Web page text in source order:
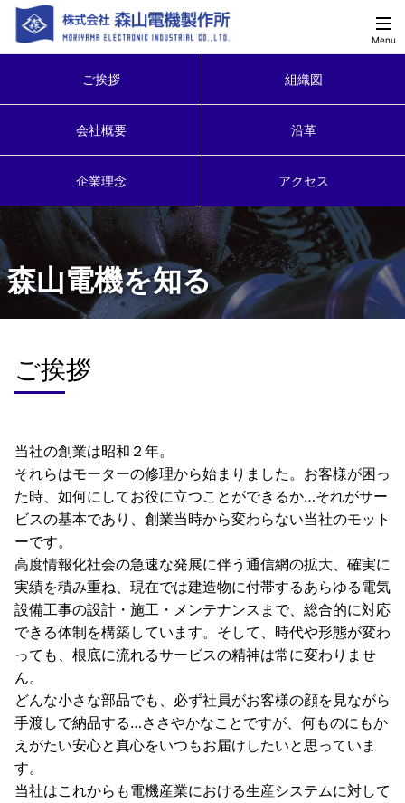
ご挨拶 組織図
会社概要 沿革
企業理念 アクセス
森山電機を知る
ご挨拶
当社の創業は昭和２年。
それらはモーターの修理から始まりました。お客様が困っ
た時、如何にしてお役に立つことができるか…それがサー
ビスの基本であり、創業当時から変わらない当社のモット
ーです。
高度情報化社会の急速な発展に伴う通信網の拡大、確実に
実績を積み重ね、現在では建造物に付帯するあらゆる電気
設備工事の設計・施工・メンテナンスまで、総合的に対応
できる体制を構築しています。そして、時代や形態が変わ
っても、根底に流れるサービスの精神は常に変わりませ
ん。
どんな小さな部品でも、必ず社員がお客様の顔を見ながら
手渡しで納品する…ささやかなことですが、何ものにもか
えがたい安心と真心をいつもお届けしたいと思っていま
す。
当社はこれからも電機産業における生産システムに対して